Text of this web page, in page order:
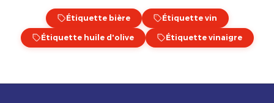
Étiquette bière Étiquette vin
Étiquette huile d'olive Étiquette vinaigre